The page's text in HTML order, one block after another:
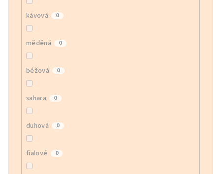
kávová 0
měděná 0
béžová 0
sahara 0
duhová 0
fialové 0